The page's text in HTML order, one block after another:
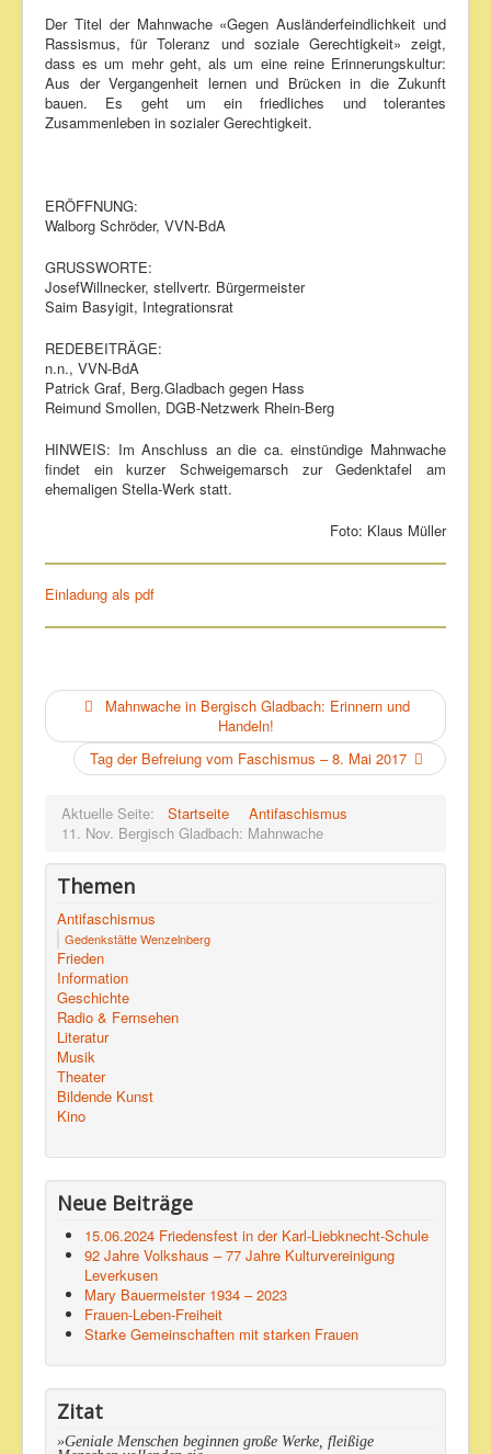
Der Titel der Mahnwache «Gegen Ausländerfeindlichkeit und
Rassismus, für Toleranz und soziale Gerechtigkeit» zeigt,
dass es um mehr geht, als um eine reine Erinnerungskultur:
Aus der Vergangenheit lernen und Brücken in die Zukunft
bauen. Es geht um ein friedliches und tolerantes
Zusammenleben in sozialer Gerechtigkeit.
ERÖFFNUNG:
Walborg Schröder, VVN-BdA
GRUSSWORTE:
JosefWillnecker, stellvertr. Bürgermeister
Saim Basyigit, Integrationsrat
REDEBEITRÄGE:
n.n., VVN-BdA
Patrick Graf, Berg.Gladbach gegen Hass
Reimund Smollen, DGB-Netzwerk Rhein-Berg
HINWEIS: Im Anschluss an die ca. einstündige Mahnwache
findet ein kurzer Schweigemarsch zur Gedenktafel am
ehemaligen Stella-Werk statt.
Foto: Klaus Müller
Einladung als pdf
Mahnwache in Bergisch Gladbach: Erinnern und
Handeln!
Tag der Befreiung vom Faschismus – 8. Mai 2017
Aktuelle Seite: Startseite
Antifaschismus
11. Nov. Bergisch Gladbach: Mahnwache
Themen
Antifaschismus
Gedenkstätte Wenzelnberg
Frieden
Information
Geschichte
Radio & Fernsehen
Literatur
Musik
Theater
Bildende Kunst
Kino
Neue Beiträge
15.06.2024 Friedensfest in der Karl-Liebknecht-Schule
92 Jahre Volkshaus – 77 Jahre Kulturvereinigung
Leverkusen
Mary Bauermeister 1934 – 2023
Frauen-Leben-Freiheit
Starke Gemeinschaften mit starken Frauen
Zitat
»Geniale Menschen beginnen große Werke, fleißige